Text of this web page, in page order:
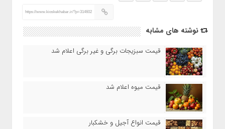
https://www.kioskekhabar.ir/?p=314602
نوشته های مشابه
قیمت سبزیجات برگی و غیر برگی اعلام شد
قیمت میوه اعلام شد
قیمت انواع آجیل و خشکبار